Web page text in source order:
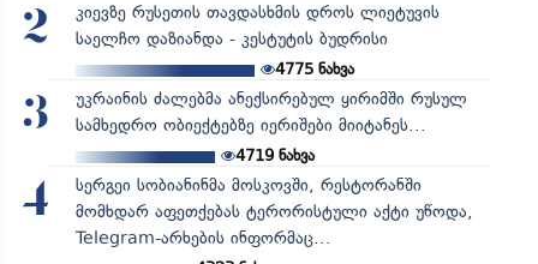
2
კიევზე რუსეთის თავდასხმის დროს ლიეტუვის
საელჩო დაზიანდა - კესტუტის ბუდრისი
4775ნახვა
3
უკრაინის ძალებმა ანექსირებულ ყირიმში რუსულ
სამხედრო ობიექტებზე იერიშები მიიტანეს...
4719ნახვა
4
სერგეი სობიანინმა მოსკოვში, რესტორანში
მომხდარ აფეთქებას ტერორისტული აქტი უწოდა,
Telegram-არხების ინფორმაც...